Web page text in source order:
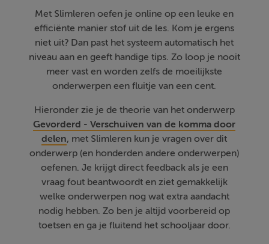
Met Slimleren oefen je online op een leuke en
efficiënte manier stof uit de les. Kom je ergens
niet uit? Dan past het systeem automatisch het
niveau aan en geeft handige tips. Zo loop je nooit
meer vast en worden zelfs de moeilijkste
onderwerpen een fluitje van een cent.
Hieronder zie je de theorie van het onderwerp
Gevorderd - Verschuiven van de komma door
delen, met Slimleren kun je vragen over dit
onderwerp (en honderden andere onderwerpen)
oefenen. Je krijgt direct feedback als je een
vraag fout beantwoordt en ziet gemakkelijk
welke onderwerpen nog wat extra aandacht
nodig hebben. Zo ben je altijd voorbereid op
toetsen en ga je fluitend het schooljaar door.